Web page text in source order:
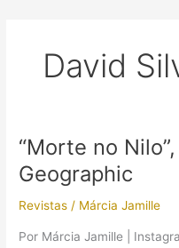
David
“Morte no
Geographic
Revistas / Márcia Jamille
Por Márcia Jamille |